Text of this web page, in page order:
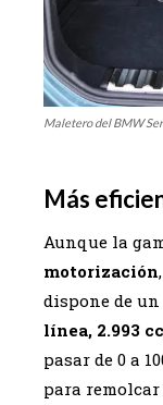
Maletero del BMW
Más
Aunque la
motorización
dispone de un
línea, 2.993
pasar de 0 a
para remolcar